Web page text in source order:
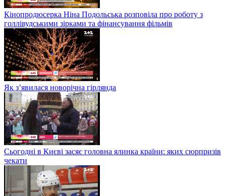
Кінопродюсерка Ніна Подольська розповіла про роботу з
голлівудськими зірками та фінансування фільмів
Як з’явилася новорічна гірлянда
Сьогодні в Києві засяє головна ялинка країни: яких сюрпризів
чекати